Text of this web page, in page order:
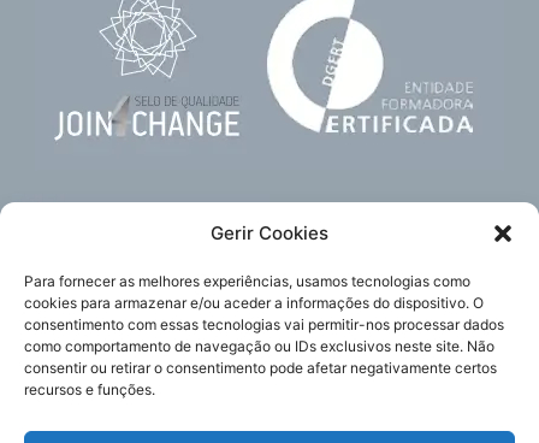
Gerir Cookies
Para fornecer as melhores experiências, usamos tecnologias como
cookies para armazenar e/ou aceder a informações do dispositivo. O
consentimento com essas tecnologias vai permitir-nos processar dados
como comportamento de navegação ou IDs exclusivos neste site. Não
consentir ou retirar o consentimento pode afetar negativamente certos
recursos e funções.
Acompanhe-nos
Subscreva
a nossa newsletter